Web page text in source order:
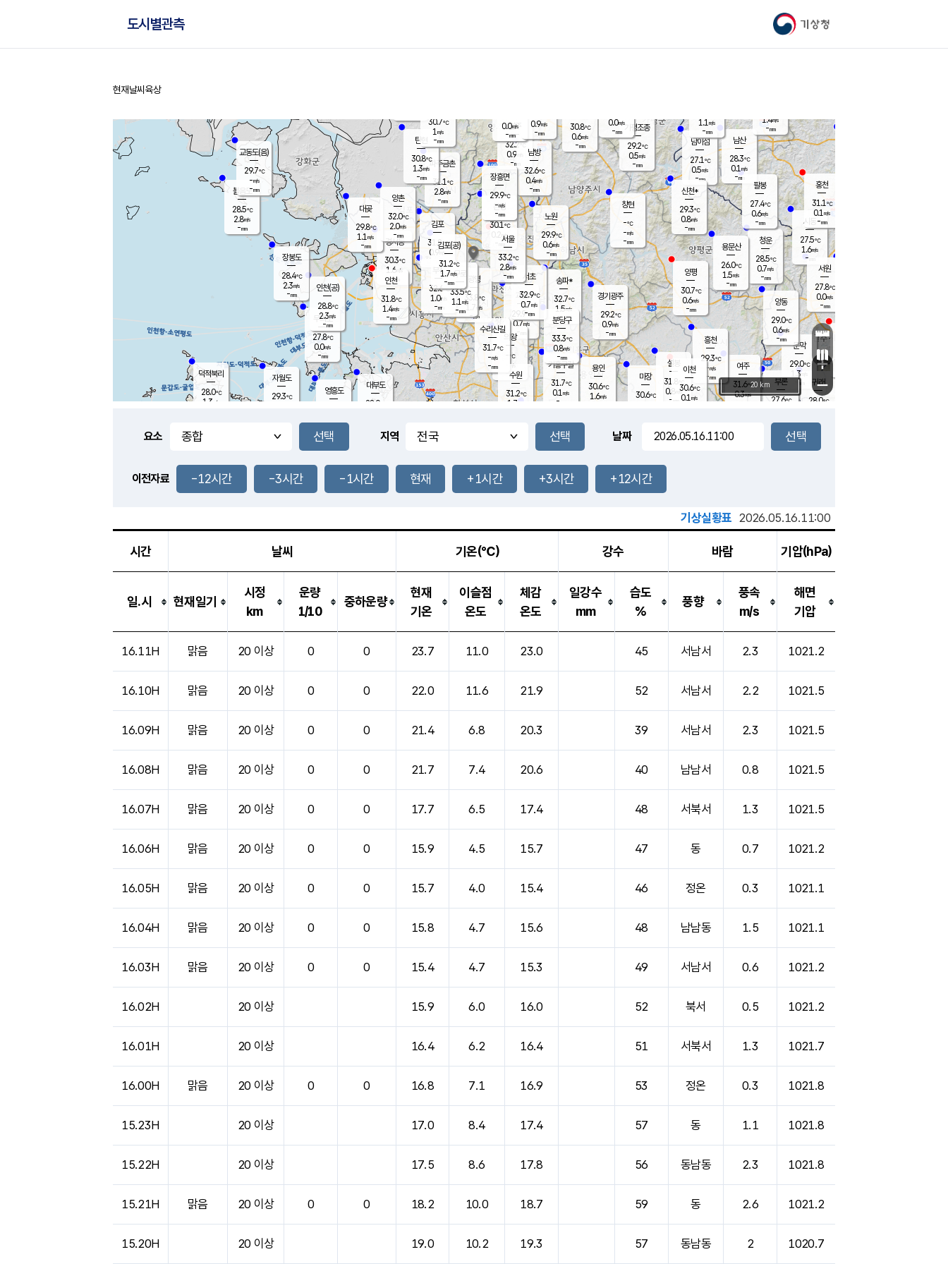
기상청
도시별관측
홈
현재날씨 육상
풍도
1.4m/s
문막
29.0℃
1.3m/s
mm
남이섬
27.1℃
0.5m/s
-mm
무의도
27.8℃
0.0m/s
-mm
영흥도
볼음도
28.5℃
2.8m/s
-mm
자월도
29.3℃
양주
32.2℃
0.9
-mm
부론
27.6℃
과천
29.9℃
0.7m/s
- mm
남산
28.3℃
0.1 m/s
-mm
장봉도
28.4℃
2.3m/s
-mm
-mm
청운
28.5℃
0.7m/s
-mm
팔봉
27.4℃
0.6m/s
-mm
-mm
용인
30.6℃
1.6m/s
여주
31.6℃
0.3m/s
양동
29.0℃
0.6m/s
-mm
경기광주
29.2℃
0.9m/s
-mm
장호원
1.1 m/s
-mm
27.9
℃
대부도
28.0
-
경서동
30.3℃
1.6 m/s
-mm
파주금촌
31.1℃
2.8m/s
-mm
가평조종
29.2℃
0.5m/s
-mm
30.8℃
0.6m/s
-mm
대곶
29.8℃
1.1 m/s
-mm
신천*
29.3℃
0.8m/s
-mm
창현
-℃
-m/s
-mm
탄현
30.8℃
1.3m/s
-mm
0.0m/s
-mm
33.3℃
1.0m/s
-mm
흥천
29.3℃
-m/s
-mm
마장
30.6℃
의왕
- ℃
m/s
mm
김포
31.8℃
0.9 m/s
mm
설봉
31.8
0.8 m/s
- mm
광명
33.8 ℃
1.7 m/s
-mm
부천
32.6℃
1.0m/s
-mm
-mm
양촌
32.0℃
2.0m/s
-mm
구로
33.5℃
1.1 m/s
-mm
은평
30.1℃
0.2 m/s
- mm
노원
29.9℃
0.6m/s
-mm
송파*
32.7℃
1.5m/s
-mm
서초
32.9℃
0.7m/s
-mm
남방
32.6℃
0.4m/s
-mm
기흥구갈
31.7℃
0.1 m/s
-
수리산길
31.7℃
-m/s
-mm
분당구
33.3℃
0.8m/s
-mm
장흥면
29.9℃
-m/s
-mm
0.0m/s
-mm
시동
27.5℃
1.6m/s
- mm
귀래
28.0℃
서원
27.8℃
0.0m/s
-mm
용문산
26.0℃
1.5m/s
-mm
덕적북리
28.0℃
1.3 m/s
인천(공)
28.8℃
2.3m/s
-mm
김포(공)
31.2℃
1.7m/s
-mm
교동도(음)
29.7℃
-m/s
-mm
홍천
31.1℃
0.1 m/s
-mm
이천
30.6℃
0.1 m/s
양평
30.7℃
0.6m/s
-mm
수원
31.2℃
1.7 m/s
인천
31.8℃
1.4m/s
-mm
서울
33.2℃
2.8m/s
-mm
1.4m/s
-mm
30.7℃
1 m/s
-mm
0.9m/s
-mm
+
−
20 km
요소 지역 날짜
이전자료 -12시간 -3시간 -1시간 현재 +1시간 +3시간 +12시간
기상실황표 2026.05.16.11:00
시간 날씨 기온(℃) 강수 바람 기압(hPa)
일.시 현재일기
시정
km
운량
1/10
중하운량
현재
기온
이슬점
온도
체감
온도
일강수
mm
습도
%
풍향
풍속
m/s
해면
기압
16.11H 맑음 20 이상 0 0 23.7 11.0 23.0 45 서남서 2.3 1021.2
16.10H 맑음 20 이상 0 0 22.0 11.6 21.9 52 서남서 2.2 1021.5
16.09H 맑음 20 이상 0 0 21.4 6.8 20.3 39 서남서 2.3 1021.5
16.08H 맑음 20 이상 0 0 21.7 7.4 20.6 40 남남서 0.8 1021.5
16.07H 맑음 20 이상 0 0 17.7 6.5 17.4 48 서북서 1.3 1021.5
16.06H 맑음 20 이상 0 0 15.9 4.5 15.7 47 동 0.7 1021.2
16.05H 맑음 20 이상 0 0 15.7 4.0 15.4 46 정온 0.3 1021.1
16.04H 맑음 20 이상 0 0 15.8 4.7 15.6 48 남남동 1.5 1021.1
16.03H 맑음 20 이상 0 0 15.4 4.7 15.3 49 서남서 0.6 1021.2
16.02H 20 이상 15.9 6.0 16.0 52 북서 0.5 1021.2
16.01H 20 이상 16.4 6.2 16.4 51 서북서 1.3 1021.7
16.00H 맑음 20 이상 0 0 16.8 7.1 16.9 53 정온 0.3 1021.8
15.23H 20 이상 17.0 8.4 17.4 57 동 1.1 1021.8
15.22H 20 이상 17.5 8.6 17.8 56 동남동 2.3 1021.8
15.21H 맑음 20 이상 0 0 18.2 10.0 18.7 59 동 2.6 1021.2
15.20H 20 이상 19.0 10.2 19.3 57 동남동 2 1020.7